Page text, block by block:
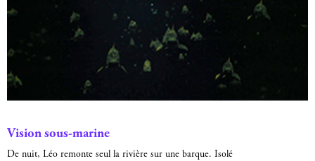
Vision sous-marine
De nuit, Léo remonte seul la rivière sur une barque. Isolé